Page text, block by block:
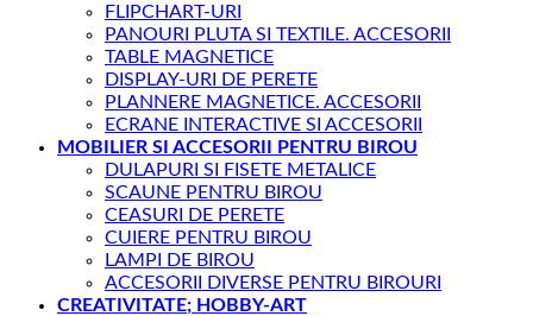
FLIPCHART-URI
PANOURI PLUTA SI TEXTILE. ACCESORII
TABLE MAGNETICE
DISPLAY-URI DE PERETE
PLANNERE MAGNETICE. ACCESORII
ECRANE INTERACTIVE SI ACCESORII
MOBILIER SI ACCESORII PENTRU BIROU
DULAPURI SI FISETE METALICE
SCAUNE PENTRU BIROU
CEASURI DE PERETE
CUIERE PENTRU BIROU
LAMPI DE BIROU
ACCESORII DIVERSE PENTRU BIROURI
CREATIVITATE; HOBBY-ART